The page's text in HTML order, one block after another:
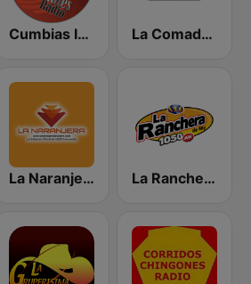
Cumbias Inmortales Radio La Comadre 1260 AM
La Naranjera de Sibers La Ranchera 1050 AM